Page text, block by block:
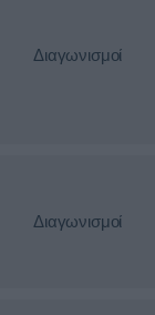
Διαγωνισμοί
Διαγωνισμοί